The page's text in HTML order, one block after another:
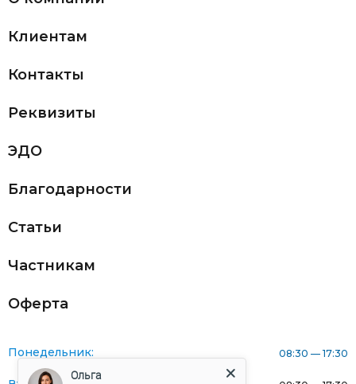
Клиентам
Контакты
Реквизиты
ЭДО
Благодарности
Статьи
Частникам
Оферта
Понедельник: 08:30 — 17:30
Ольга